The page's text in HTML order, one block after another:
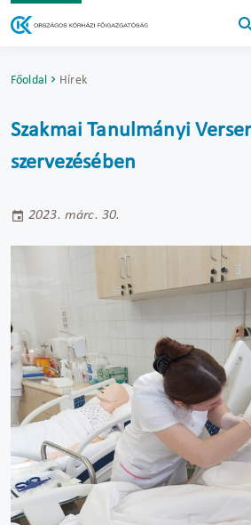
Főoldal Hírek
Szakmai Tanulmányi
szervezésében
2023. márc. 30.